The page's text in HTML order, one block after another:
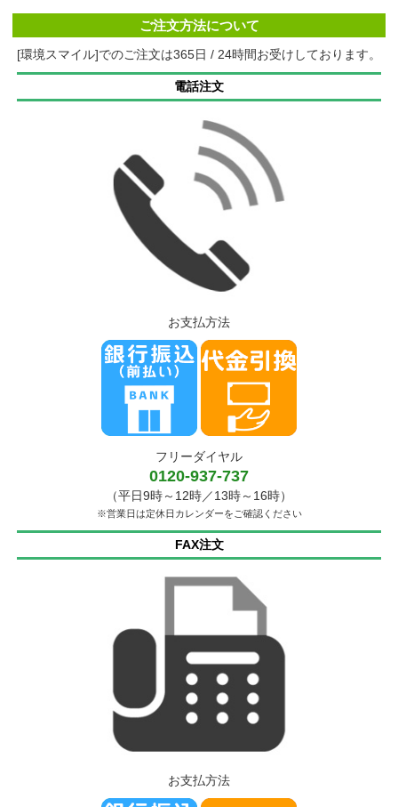
ご注文方法について
[環境スマイル]でのご注文は365日 / 24時間お受けしております。
電話注文
お支払方法
フリーダイヤル
0120-937-737
（平日9時～12時／13時～16時）
※営業日は定休日カレンダーをご確認ください
FAX注文
お支払方法